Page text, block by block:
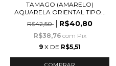
TAMAGO (AMARELO)
AQUARELA ORIENTAL TIPO...
R$42,50
R$40,80
R$38,76 com Pix
9 X DE R$5,51